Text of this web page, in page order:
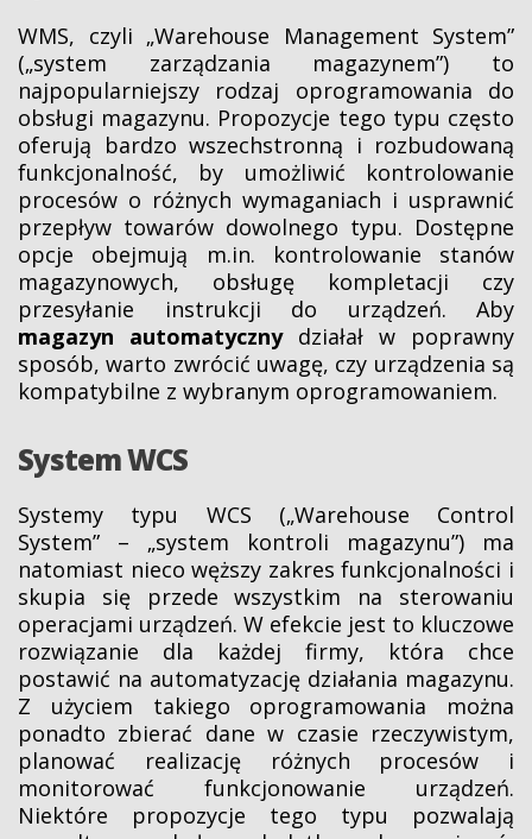
WMS, czyli „Warehouse Management System”
(„system zarządzania magazynem”) to
najpopularniejszy rodzaj oprogramowania do
obsługi magazynu. Propozycje tego typu często
oferują bardzo wszechstronną i rozbudowaną
funkcjonalność, by umożliwić kontrolowanie
procesów o różnych wymaganiach i usprawnić
przepływ towarów dowolnego typu. Dostępne
opcje obejmują m.in. kontrolowanie stanów
magazynowych, obsługę kompletacji czy
przesyłanie instrukcji do urządzeń. Aby
magazyn automatycznydziałał w poprawny
sposób, warto zwrócić uwagę, czy urządzenia są
kompatybilne z wybranym oprogramowaniem.
System WCS
Systemy typu WCS („Warehouse Control
System” – „system kontroli magazynu”) ma
natomiast nieco węższy zakres funkcjonalności i
skupia się przede wszystkim na sterowaniu
operacjami urządzeń. W efekcie jest to kluczowe
rozwiązanie dla każdej firmy, która chce
postawić na automatyzację działania magazynu.
Z użyciem takiego oprogramowania można
ponadto zbierać dane w czasie rzeczywistym,
planować realizację różnych procesów i
monitorować funkcjonowanie urządzeń.
Niektóre propozycje tego typu pozwalają